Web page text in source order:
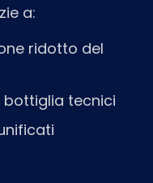
a:
ridotto del
bottiglia tecnici